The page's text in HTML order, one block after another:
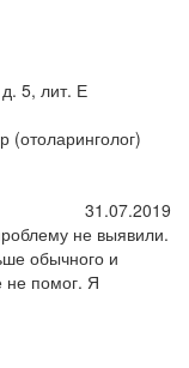
5, лит. Е
31.07.2019
не выявили.
обычного и
не помог. Я